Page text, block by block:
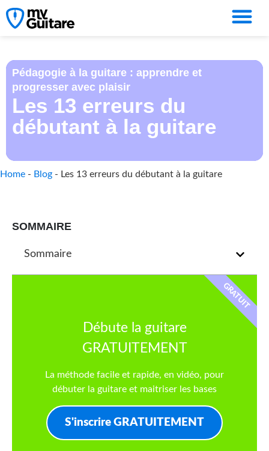
Pédagogie à la guitare : apprendre et
progresser avec plaisir
Les 13 erreurs du
débutant à la guitare
Home - Blog - Les 13 erreurs du débutant à la guitare
SOMMAIRE
Sommaire
Débute la guitare
GRATUITEMENT
La méthode facile et rapide, en vidéo, pour
débuter la guitare et maitriser les bases
S'inscrire GRATUITEMENT
GRATUIT